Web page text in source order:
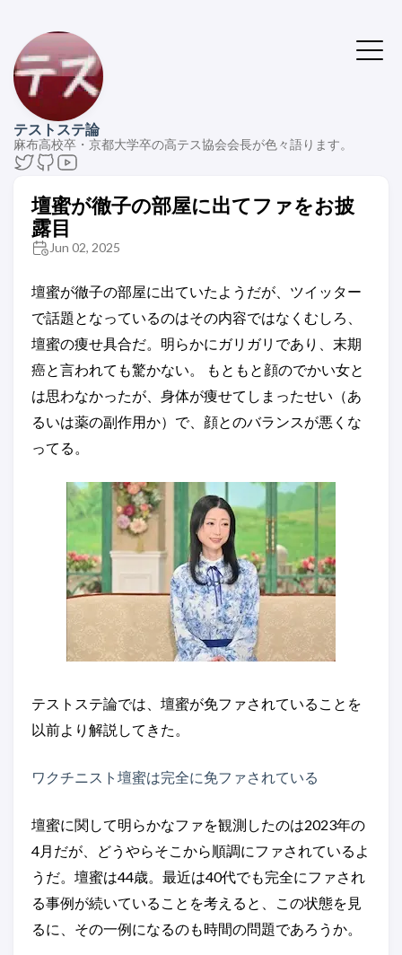
テストステ論
麻布高校卒・京都大学卒の高テス協会会長が色々語ります。
壇蜜が徹子の部屋に出てファをお披
露目
Jun 02, 2025
壇蜜が徹子の部屋に出ていたようだが、ツイッター
で話題となっているのはその内容ではなくむしろ、
壇蜜の痩せ具合だ。明らかにガリガリであり、末期
癌と言われても驚かない。 もともと顔のでかい女と
は思わなかったが、身体が痩せてしまったせい（あ
るいは薬の副作用か）で、顔とのバランスが悪くな
ってる。
テストステ論では、壇蜜が免ファされていることを
以前より解説してきた。
ワクチニスト壇蜜は完全に免ファされている
壇蜜に関して明らかなファを観測したのは2023年の
4月だが、どうやらそこから順調にファされているよ
うだ。壇蜜は44歳。最近は40代でも完全にファされ
る事例が続いていることを考えると、この状態を見
るに、その一例になるのも時間の問題であろうか。